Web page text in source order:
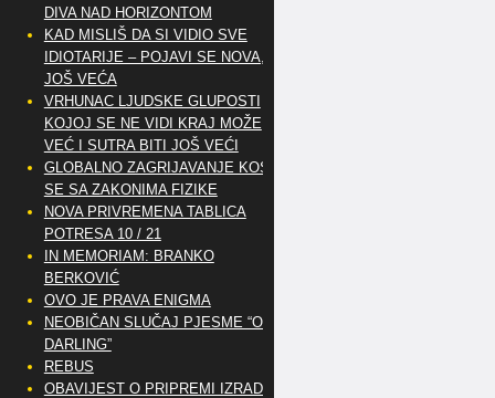
DIVA NAD HORIZONTOM
KAD MISLIŠ DA SI VIDIO SVE
IDIOTARIJE – POJAVI SE NOVA,..
JOŠ VEĆA
VRHUNAC LJUDSKE GLUPOSTI
KOJOJ SE NE VIDI KRAJ MOŽE
VEĆ I SUTRA BITI JOŠ VEĆI
GLOBALNO ZAGRIJAVANJE KOSI
SE SA ZAKONIMA FIZIKE
NOVA PRIVREMENA TABLICA
POTRESA 10 / 21
IN MEMORIAM: BRANKO
BERKOVIĆ
OVO JE PRAVA ENIGMA
NEOBIČAN SLUČAJ PJESME “OH
DARLING”
REBUS
OBAVIJEST O PRIPREMI IZRADE